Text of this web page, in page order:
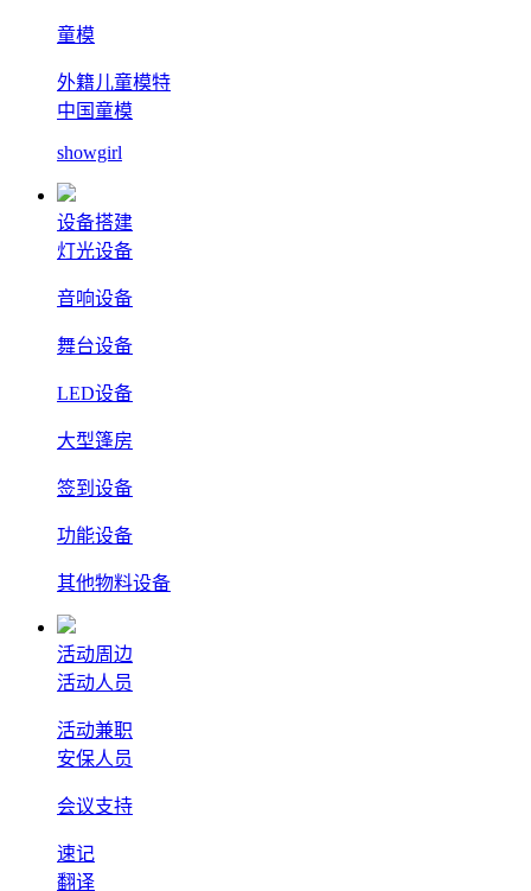
童模
外籍儿童模特
中国童模
showgirl
设备搭建
灯光设备
音响设备
舞台设备
LED设备
大型篷房
签到设备
功能设备
其他物料设备
活动周边
活动人员
活动兼职
安保人员
会议支持
速记
翻译